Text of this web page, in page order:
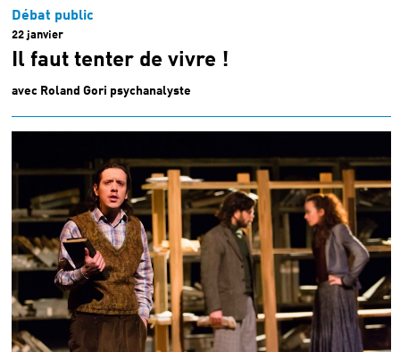
Débat public
22 janvier
Il faut tenter de vivre !
avec Roland Gori psychanalyste